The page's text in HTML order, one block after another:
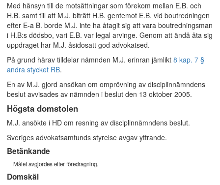
Med hänsyn till de motsättningar som förekom mellan E.B. och
H.B. samt till att M.J. biträtt H.B. gentemot E.B. vid boutredningen
efter E-a B. borde M.J. inte ha åtagit sig att vara boutredningsman
i H.B:s dödsbo, vari E.B. var legal arvinge. Genom att ändå åta sig
uppdraget har M.J. åsidosatt god advokatsed.
På grund härav tilldelar nämnden M.J. erinran jämlikt 8 kap. 7 §
andra stycket RB.
En av M.J. gjord ansökan om omprövning av disciplinnämndens
beslut avvisades av nämnden i beslut den 13 oktober 2005.
Högsta domstolen
M.J. ansökte i HD om resning av disciplinnämndens beslut.
Sveriges advokatsamfunds styrelse avgav yttrande.
Betänkande
Målet avgjordes efter föredragning.
Domskäl